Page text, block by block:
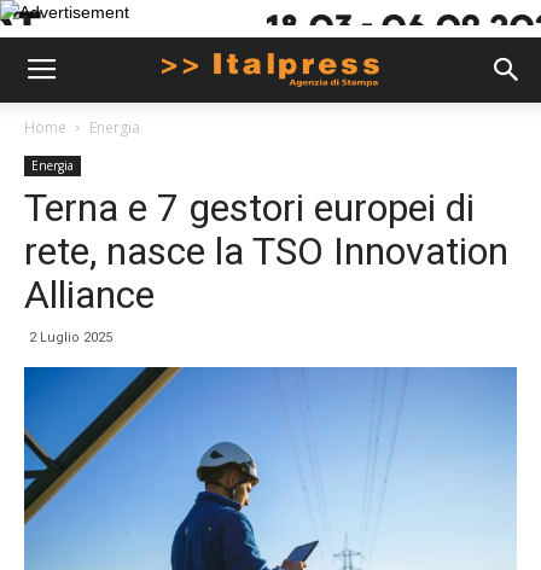
Home Energia
Energia
Terna e 7 gestori europei di
rete, nasce la TSO Innovation
Alliance
2 Luglio 2025